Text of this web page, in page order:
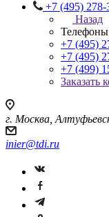
+7 (495) 278-
Назад
Телефоны
+7 (495)
+7 (495)
+7 (499)
Заказать
г. Москва,
inier@tdi.ru